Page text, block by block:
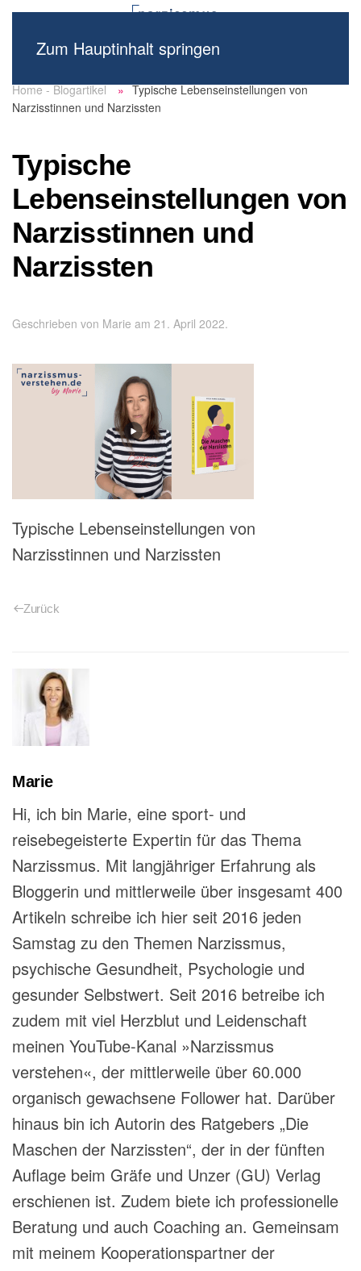
Zum Hauptinhalt springen
Home - Blogartikel
Typische Lebenseinstellungen von
Narzisstinnen und Narzissten
Typische
Lebenseinstellungen von
Narzisstinnen und
Narzissten
Geschrieben von Marie am 21. April 2022.
Typische Lebenseinstellungen von
Narzisstinnen und Narzissten
Zurück
Marie
Hi, ich bin Marie, eine sport- und
reisebegeisterte Expertin für das Thema
Narzissmus. Mit langjähriger Erfahrung als
Bloggerin und mittlerweile über insgesamt 400
Artikeln schreibe ich hier seit 2016 jeden
Samstag zu den Themen Narzissmus,
psychische Gesundheit, Psychologie und
gesunder Selbstwert. Seit 2016 betreibe ich
zudem mit viel Herzblut und Leidenschaft
meinen YouTube-Kanal »Narzissmus
verstehen«, der mittlerweile über 60.000
organisch gewachsene Follower hat. Darüber
hinaus bin ich Autorin des Ratgebers „Die
Maschen der Narzissten“, der in der fünften
Auflage beim Gräfe und Unzer (GU) Verlag
erschienen ist. Zudem biete ich professionelle
Beratung und auch Coaching an. Gemeinsam
mit meinem Kooperationspartner der